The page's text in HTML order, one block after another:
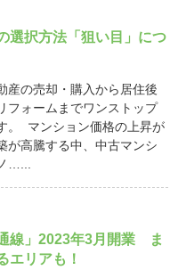
選択方法「狙い目」につ
産の売却・購入から居住後
フォームまでワンストップ
。 マンション価格の上昇が
が高騰する中、中古マンシ
…...
線」2023年3月開業 ま
エリアも！